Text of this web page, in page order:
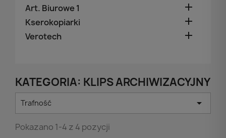
Art. Biurowe 1 
Kserokopiarki 
Verotech 
KATEGORIA: KLIPS ARCHIWIZACYJNY
Trafność 
Pokazano 1-4 z 4 pozycji